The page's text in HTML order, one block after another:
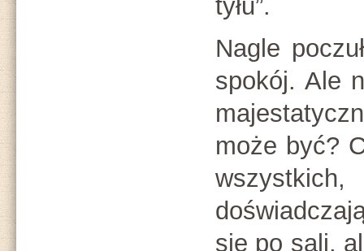
tyłu”.
Nagle
spokój. Ale
może być?
się po sali,